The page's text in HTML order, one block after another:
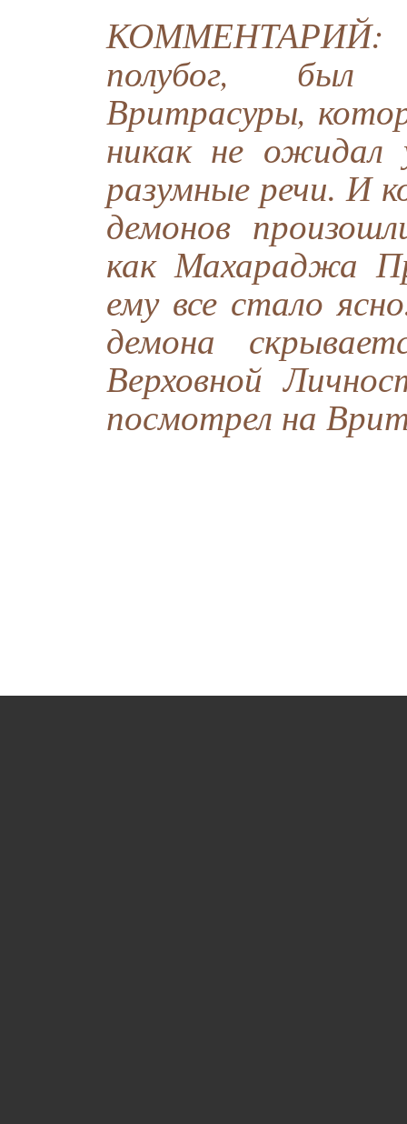
КОММЕНТАРИЙ:
полубог, был
Вритрасуры,
никак не
разумные речи. И
демонов
как Махараджа
ему все стало
демона
Верховной
посмотрел на